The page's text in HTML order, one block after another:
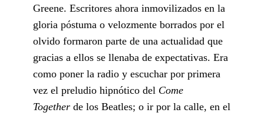
Greene. Escritores ahora inmovilizados en la
gloria póstuma o velozmente borrados por el
olvido formaron parte de una actualidad que
gracias a ellos se llenaba de expectativas. Era
como poner la radio y escuchar por primera
vez el preludio hipnótico del Come
Together de los Beatles; o ir por la calle, en el